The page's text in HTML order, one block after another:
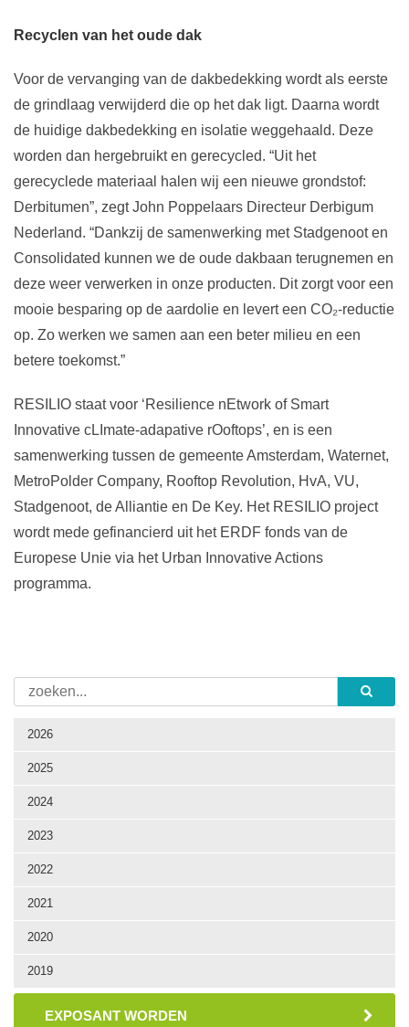
2026
2025
2024
2023
2022
2021
2020
2019
EXPOSANT WORDEN
Recyclen van het oude dak
Voor de vervanging van de dakbedekking wordt als eerste
de grindlaag verwijderd die op het dak ligt. Daarna wordt
de huidige dakbedekking en isolatie weggehaald. Deze
worden dan hergebruikt en gerecycled. “Uit het
gerecyclede materiaal halen wij een nieuwe grondstof:
Derbitumen”, zegt John Poppelaars Directeur Derbigum
Nederland. “Dankzij de samenwerking met Stadgenoot en
Consolidated kunnen we de oude dakbaan terugnemen en
deze weer verwerken in onze producten. Dit zorgt voor een
mooie besparing op de aardolie en levert een CO₂-reductie
op. Zo werken we samen aan een beter milieu en een
betere toekomst.”
RESILIO staat voor ‘Resilience nEtwork of Smart
Innovative cLImate-adapative rOoftops’, en is een
samenwerking tussen de gemeente Amsterdam, Waternet,
MetroPolder Company, Rooftop Revolution, HvA, VU,
Stadgenoot, de Alliantie en De Key. Het RESILIO project
wordt mede gefinancierd uit het ERDF fonds van de
Europese Unie via het Urban Innovative Actions
programma.